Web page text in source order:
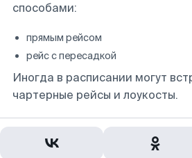
способами:
прямым рейсом
рейс с пересадкой
Иногда в расписании могут
чартерные рейсы и лоукосты.